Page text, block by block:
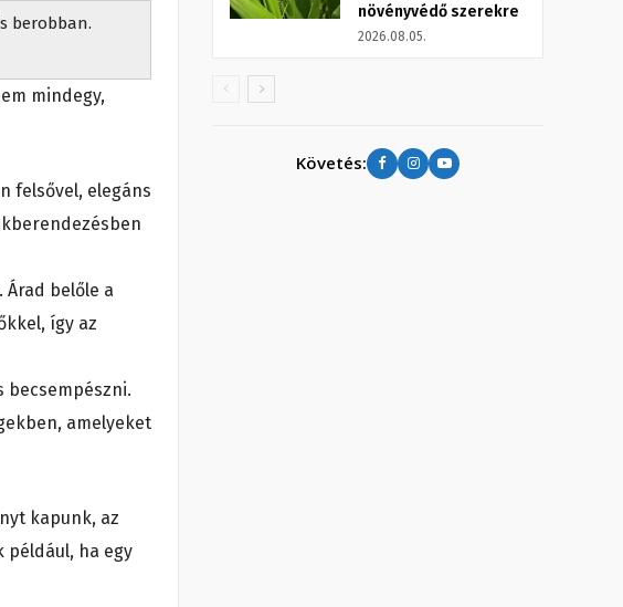
berobban.
mindegy,
felsővel, elegáns
belőle a
így az
becsempészni.
amelyeket
kapunk, az
például, ha egy
növényvédő szerekre
2026.08.05.
Követés: